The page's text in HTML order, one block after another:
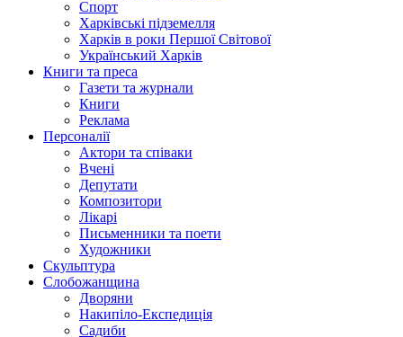
Спорт
Харківські підземелля
Харків в роки Першої Світової
Український Харків
Книги та преса
Газети та журнали
Книги
Реклама
Персоналії
Актори та співаки
Вчені
Депутати
Композитори
Лікарі
Письменники та поети
Художники
Скульптура
Слобожанщина
Дворяни
Накипіло-Експедиція
Садиби